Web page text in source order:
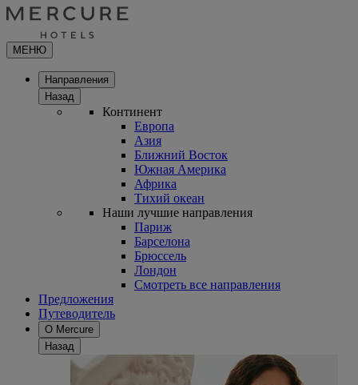
МЕНЮ
Направления
Назад
Континент
Европа
Азия
Ближний Восток
Южная Америка
Африка
Тихий океан
Наши лучшие направления
Париж
Барселона
Брюссель
Лондон
Смотреть все направления
Предложения
Путеводитель
О Mercure
Назад